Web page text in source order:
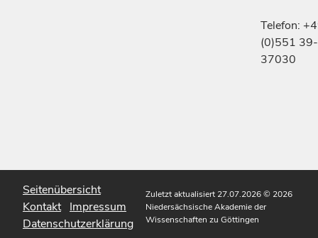
Telefon:
(0)551 39-
37030
Seitenübersicht
Kontakt Impressum
Datenschutzerklärung
Zuletzt aktualisiert 27.07.2026© 2026
Niedersächsische Akademie der
Wissenschaften zu Göttingen